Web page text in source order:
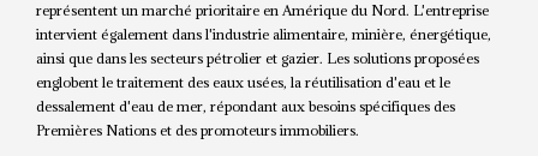
représentent un marché prioritaire en Amérique du Nord. L'entreprise
intervient également dans l'industrie alimentaire, minière, énergétique,
ainsi que dans les secteurs pétrolier et gazier. Les solutions proposées
englobent le traitement des eaux usées, la réutilisation d'eau et le
dessalement d'eau de mer, répondant aux besoins spécifiques des
Premières Nations et des promoteurs immobiliers.